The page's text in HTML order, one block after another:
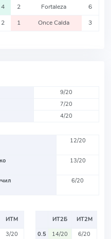
4 2 Fortaleza 6
2 1 Once Calda 3
9/20
7/20
4/20
12/20
13/20
6/20
ИТМ
3/20
ИТ2Б
ИТ2М
0.5
14/20
6/20